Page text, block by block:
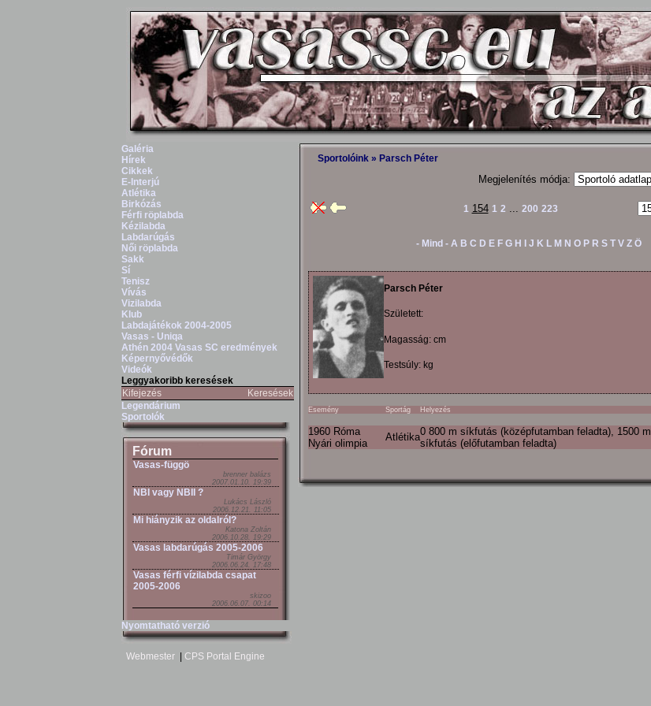
Galéria
Hírek
Cikkek
E-Interjú
Atlétika
Birkózás
Férfi röplabda
Kézilabda
Labdarúgás
Női röplabda
Sakk
Sí
Tenisz
Vívás
Vizilabda
Klub
Labdajátékok 2004-2005
Vasas - Uniqa
Athén 2004 Vasas SC eredmények
Képernyővédők
Videók
Leggyakoribb keresések
Kifejezés
Keresések
Legendárium
Sportolók
Fórum
Vasas-függö
brenner balázs
2007.01.10. 19:39
NBI vagy NBII ?
Lukács László
2006.12.21. 11:05
Mi hiányzik az oldalról?
Katona Zoltán
2006.10.28. 19:29
Vasas labdarúgás 2005-2006
Timár György
2006.06.24. 17:48
Vasas férfi vízilabda csapat
2005-2006
skizoo
2006.06.07. 00:14
Nyomtatható verzió
Sportolóink» Parsch Péter
Megjelenítés módja:
1 154 1 2 ... 200 223
- Mind - A B C D E F G H J K L M N O P R S T V Z Ö
Parsch Péter
Született:
Magasság: cm
Testsúly: kg
Esemény Sportág Helyezés
1960 Róma
Nyári olimpia
Atlétika0 800 m síkfutás (középfutamban feladta), 1500 m
síkfutás (előfutamban feladta)
Webmester CPS Portal Engine